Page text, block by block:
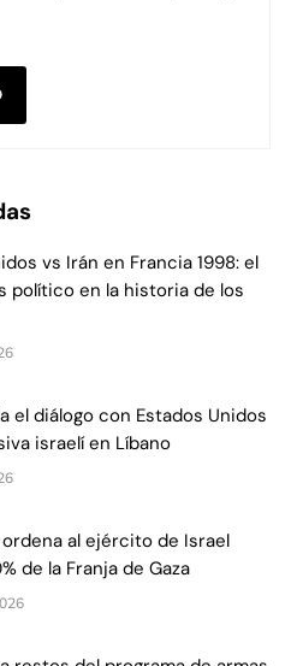
vs Irán en Francia 1998: el
político en la historia de los
el diálogo con Estados Unidos
israelí en Líbano
al ejército de Israel
de la Franja de Gaza